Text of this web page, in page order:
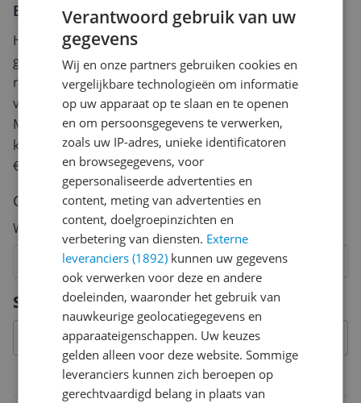
Specificaties
Productinformatie
Er zijn nog geen reviews geschreven
Heb jij dit product in bezit en wil je graag je mening
geven? Start dan hieronder met het schrijven van je
review. Afhankelijk van de details duurt het schrijven
van een review gemiddeld tussen de 3 en 10 minuten.
Met jouw mening help je andere bezoekers een betere
keuze te maken én maak je iedere maand kans op
€250,-!
Klik hier voor de actievoorwaarden.
Cijfer
Welk cijfer geef jij dit product?
8
7
6
5
4
3
2
Vraag 1 van 4
Verantwoord gebruik van uw
gegevens
Wij en onze partners gebruiken cookies en
vergelijkbare technologieën om informatie
op uw apparaat op te slaan en te openen
en om persoonsgegevens te verwerken,
zoals uw IP-adres, unieke identificatoren
en browsegegevens, voor
gepersonaliseerde advertenties en
content, meting van advertenties en
content, doelgroepinzichten en
verbetering van diensten. Externe
leveranciers (1892) kunnen uw gegevens
ook verwerken voor deze en andere
doeleinden, waaronder het gebruik van
nauwkeurige geolocatiegegevens en
apparaateigenschappen. Uw keuzes
gelden alleen voor deze website. Sommige
leveranciers kunnen zich beroepen op
gerechtvaardigd belang in plaats van